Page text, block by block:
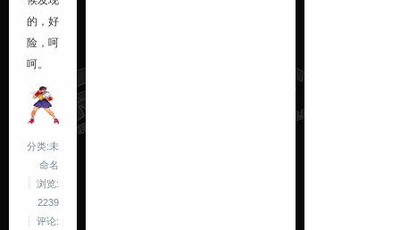
的，好
险，呵
呵。
分类:未
命名
浏览:
2239
评论: